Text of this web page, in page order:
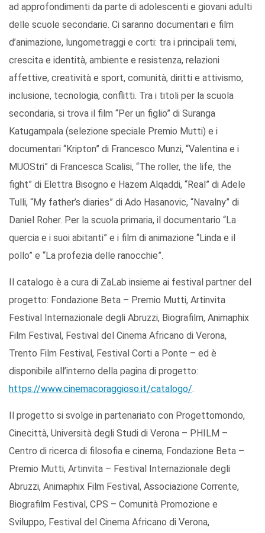
ad approfondimenti da parte di adolescenti e giovani adulti
delle scuole secondarie. Ci saranno documentari e film
d’animazione, lungometraggi e corti: tra i principali temi,
crescita e identità, ambiente e resistenza, relazioni
affettive, creatività e sport, comunità, diritti e attivismo,
inclusione, tecnologia, conflitti. Tra i titoli per la scuola
secondaria, si trova il film “Per un figlio” di Suranga
Katugampala (selezione speciale Premio Mutti) e i
documentari “Kripton” di Francesco Munzi, “Valentina e i
MUOStri” di Francesca Scalisi, “The roller, the life, the
fight” di Elettra Bisogno e Hazem Alqaddi, “Real” di Adele
Tulli, “My father’s diaries” di Ado Hasanovic, “Navalny” di
Daniel Roher. Per la scuola primaria, il documentario “La
quercia e i suoi abitanti” e i film di animazione “Linda e il
pollo” e “La profezia delle ranocchie”.
Il catalogo è a cura di ZaLab insieme ai festival partner del
progetto: Fondazione Beta – Premio Mutti, Artinvita
Festival Internazionale degli Abruzzi, Biografilm, Animaphix
Film Festival, Festival del Cinema Africano di Verona,
Trento Film Festival, Festival Corti a Ponte – ed è
disponibile all’interno della pagina di progetto:
https://www.cinemacoraggioso.it/catalogo/.
Il progetto si svolge in partenariato con Progettomondo,
Cinecittà, Università degli Studi di Verona – PHILM –
Centro di ricerca di filosofia e cinema, Fondazione Beta –
Premio Mutti, Artinvita – Festival Internazionale degli
Abruzzi, Animaphix Film Festival, Associazione Corrente,
Biografilm Festival, CPS – Comunità Promozione e
Sviluppo, Festival del Cinema Africano di Verona,